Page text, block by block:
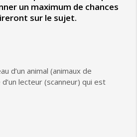
un maximum de chances
sur le sujet.
d’un animal (animaux de
lecteur (scanneur) qui est